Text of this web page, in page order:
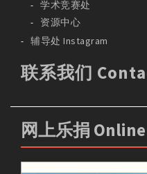
学术竞赛处
资源中心
辅导处 Instagram
联系我们
网上乐捐